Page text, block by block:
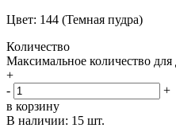
Цвет: 144 (Темная пудра)
Количество
Максимальное количество для
+
-
+
в корзину
В наличии: 15 шт.